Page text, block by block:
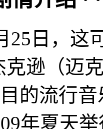
日，这
逊（迈
的流行
年夏天